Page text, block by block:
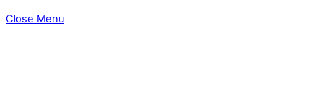
Close Menu